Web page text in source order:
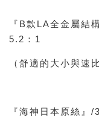
『B款LA全金屬結
5.2：1
（舒適的大小與速
『海神日本原絲